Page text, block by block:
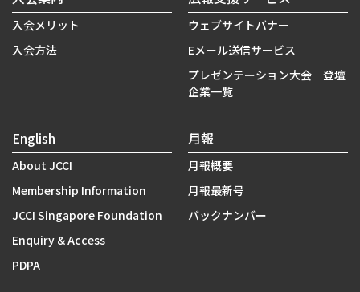
入会メリット
入会方法
ウェブサイトバナー
Eメール送信サービス
プレゼンテーション大会 登壇
企業一覧
English
About JCCI
Membership Information
JCCI Singapore Foundation
Enquiry & Access
PDPA
月報
月報概要
月報最新号
バックナンバー